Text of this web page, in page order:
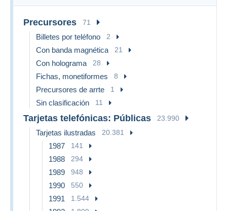
Precursores 71
Billetes por teléfono 2
Con banda magnética 21
Con holograma 28
Fichas, monetiformes 8
Precursores de arrte 1
Sin clasificación 11
Tarjetas telefónicas: Públicas 23.990
Tarjetas ilustradas 20.381
1987 141
1988 294
1989 948
1990 550
1991 1.544